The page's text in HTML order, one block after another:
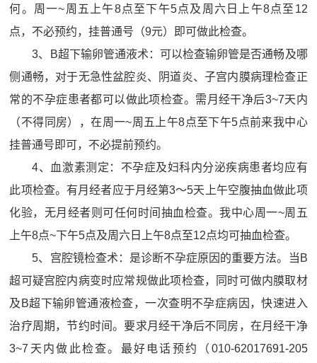
何。周一~周五上午8点至下午5点及周六日上午8点至12
点，不必预约，挂普通号（9元）即可做此检查。
3、B超下输卵管通液术：可以检查输卵管是否通畅及哪
侧通畅，对于无急性盆腔炎、阴道炎、子宫内膜病理检查正
常的不孕症患者都可以做此项检查。需月经干净后3~7天内
（不得同房），在周一~周五上午8点至下午5点前来我中心
挂普通号即可，不必提前预约。
4、血激素测定：不孕症及妇科内分泌疾病患者均应有
此项检查。有月经者应于月经第3～5天上午空腹抽血做此项
化验，无月经者则可任何时间抽血检查。我中心周一~周五
上午8点~下午5点及周六日上午8点至12点均可抽血检查。
5、宫腔镜检查术：是诊断不孕症原因的重要方法。当B
超可疑宫腔内病变时应常规做此项检查，同时可做内膜取材
及B超下输卵管通液检查，一次查明不孕症病因，快速进入
治疗周期，节约时间。要求月经干净后不同房，在月经干净
3~7天内做此检查。最好电话预约（010-62017691-205